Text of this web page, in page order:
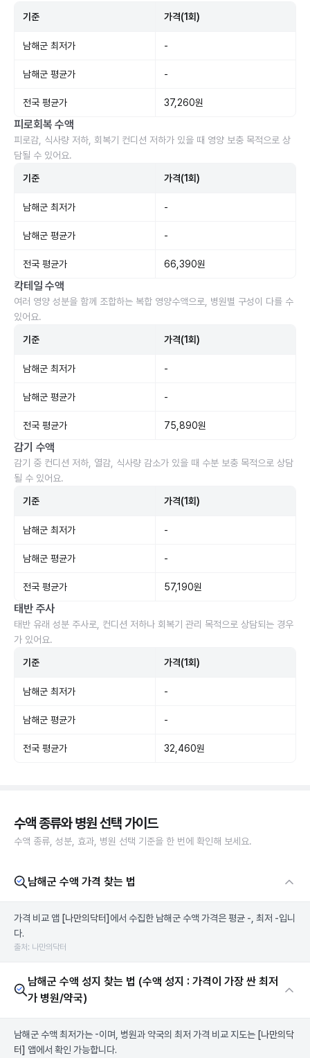
기준 가격(1회)
남해군 최저가 -
남해군 평균가 -
전국 평균가 37,260원
피로회복 수액
피로감, 식사량 저하, 회복기 컨디션 저하가 있을 때 영양 보충 목적으로 상
담될 수 있어요.
기준 가격(1회)
남해군 최저가 -
남해군 평균가 -
전국 평균가 66,390원
칵테일 수액
여러 영양 성분을 함께 조합하는 복합 영양수액으로, 병원별 구성이 다를 수
있어요.
기준 가격(1회)
남해군 최저가 -
남해군 평균가 -
전국 평균가 75,890원
감기 수액
감기 중 컨디션 저하, 열감, 식사량 감소가 있을 때 수분 보충 목적으로 상담
될 수 있어요.
기준 가격(1회)
남해군 최저가 -
남해군 평균가 -
전국 평균가 57,190원
태반 주사
태반 유래 성분 주사로, 컨디션 저하나 회복기 관리 목적으로 상담되는 경우
가 있어요.
기준 가격(1회)
남해군 최저가 -
남해군 평균가 -
전국 평균가 32,460원
수액 종류와 병원 선택 가이드
수액 종류, 성분, 효과, 병원 선택 기준을 한 번에 확인해 보세요.
남해군 수액 가격 찾는 법
가격 비교 앱 [나만의닥터] 에서 수집한 남해군 수액 가격은 평균 -, 최저 -입니
다.
출처: 나만의닥터
남해군 수액 성지 찾는 법 (수액 성지 : 가격이 가장 싼 최저
가 병원/약국)
남해군 수액 최저가는 -이며, 병원과 약국의 최저 가격 비교 지도는 [나만의닥
터] 앱에서 확인 가능합니다.